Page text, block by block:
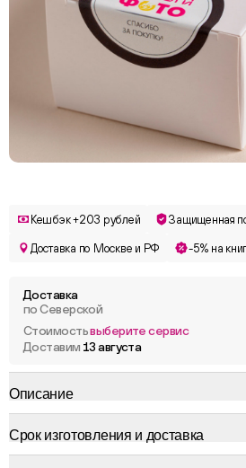
Кешбэк +203 рублей Защищенная
Доставка по Москве и РФ -5% на
Доставка
по Северской
Стоимостьвыберите сервис
Доставим 13 августа
Описание
Срок изготовления и доставка